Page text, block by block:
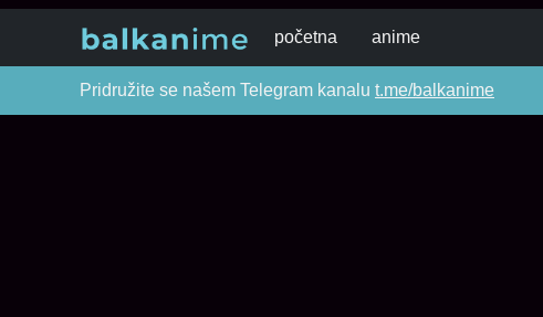
početna anime
Pridružite se našem Telegram kanalu t.me/balkanime